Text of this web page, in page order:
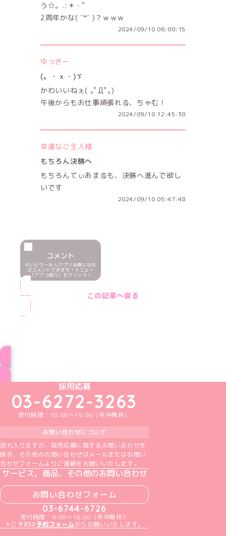
う☆。.:＊・゜
2周年かな( ˙꒳˙ )？‍ｗｗｗ
2024/09/10 06:00:15
ゆっきー
(。・ｘ・)ゞ
かわいいねぇ( ｡ﾟДﾟ｡)
午後からもお仕事頑張れる、ちゃむ！
2024/09/10 12:45:38
幸運なご主人様
もちろん決勝へ
もちろんてぃあまるも、決勝へ進んで欲し
いです
2024/09/10 05:47:48
コメント
めいどりーみんアプリ会員になれ
ばコメントできます！メニュー
「アプリ紹介」をクリック！
この記事へ戻る
めいどりーみんTikTok公式アカウント
めいどりーみんX公式アカウント
めいどりーみんInstagram公式アカウント
めいどりーみんFacebook公式アカウン
めいどりーみんYouTube公式アカ
採用応募
03-6272-3263
受付時間：10:00～19:00（年中無休）
お問い合わせについて
恐れ入りますが、採用応募に関するお問い合わせを
除き、その他のお問い合わせはメールまたはお問い
合わせフォームよりご連絡をお願いいたします。
サービス、商品、その他のお問い合わせ
お問い合わせフォーム
03-6744-6726
受付時間：9:00～18:00（年中無休）
＊ご予約は予約フォームからお願いいたします。